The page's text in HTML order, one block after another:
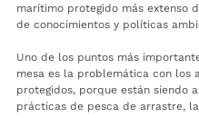
marítimo protegido más extenso
de conocimientos y políticas
Uno de los puntos más
mesa es la problemática con los
protegidos, porque están siendo
prácticas de pesca de arrastre,